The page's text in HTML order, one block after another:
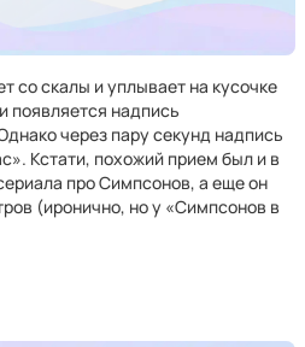
со скалы и уплывает на кусочке
появляется надпись
через пару секунд надпись
Кстати, похожий прием был и в
про Симпсонов, а еще он
(иронично, но у «Симпсонов в